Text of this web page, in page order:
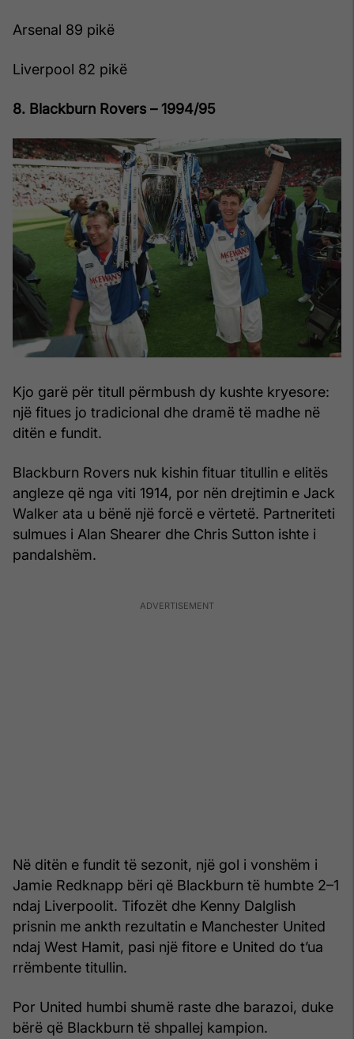
Arsenal 89 pikë
Liverpool 82 pikë
8. Blackburn Rovers – 1994/95
Kjo garë për titull përmbush dy kushte kryesore:
një fitues jo tradicional dhe dramë të madhe në
ditën e fundit.
Blackburn Rovers nuk kishin fituar titullin e elitës
angleze që nga viti 1914, por nën drejtimin e Jack
Walker ata u bënë një forcë e vërtetë. Partneriteti
sulmues i Alan Shearer dhe Chris Sutton ishte i
pandalshëm.
Në ditën e fundit të sezonit, një gol i vonshëm i
Jamie Redknapp bëri që Blackburn të humbte 2–1
ndaj Liverpoolit. Tifozët dhe Kenny Dalglish
prisnin me ankth rezultatin e Manchester United
ndaj West Hamit, pasi një fitore e United do t’ua
rrëmbente titullin.
Por United humbi shumë raste dhe barazoi, duke
bërë që Blackburn të shpallej kampion.